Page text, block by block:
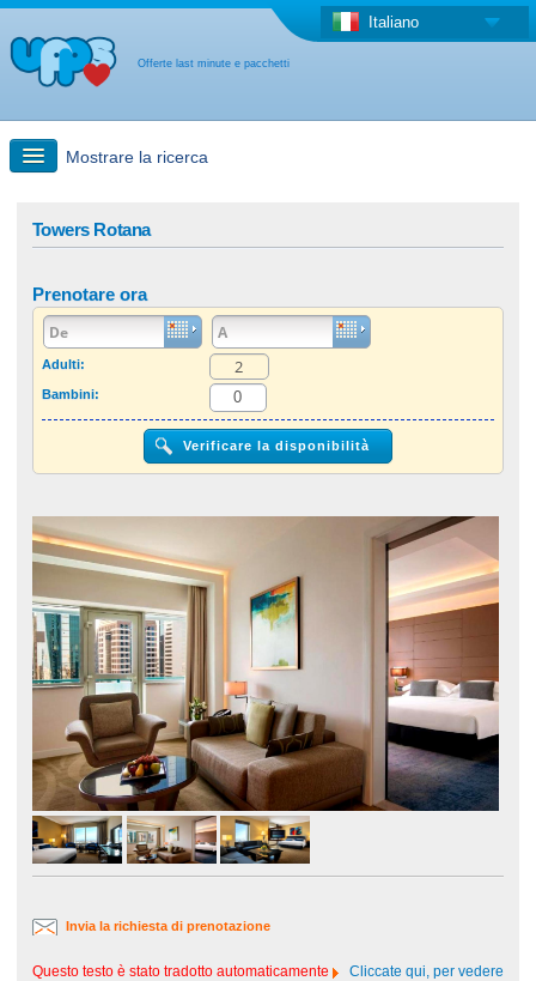
Offerte last minute e pacchetti
Italiano
Mostrare la ricerca
Offerta last minute + Offerta forfettaria
Altro paese
Towers Rotana
Prenotare ora
Adulti:
Bambini:
Invia la richiesta di prenotazione
Questo testo è stato tradotto automaticamente
Cliccate qui, per vedere